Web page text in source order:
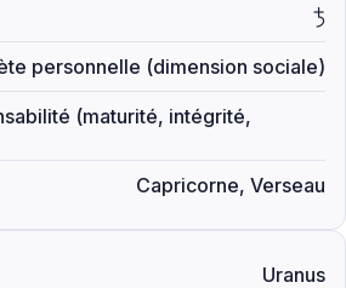
W
personnelle (dimension sociale)
(maturité, intégrité,
Capricorne, Verseau
Uranus